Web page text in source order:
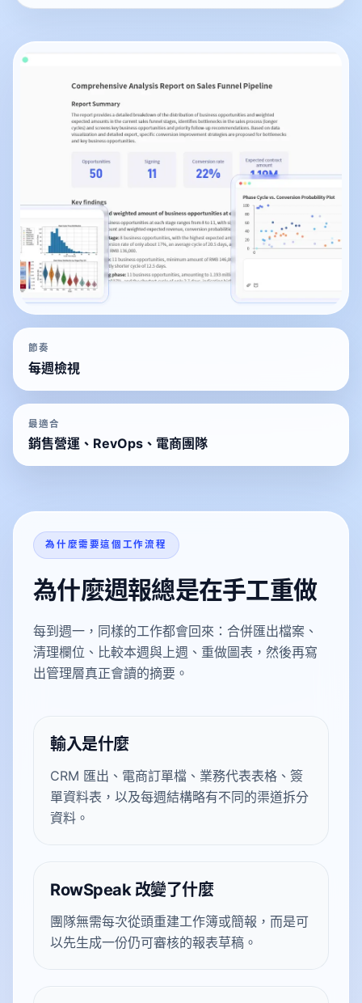
節奏
每週檢視
最適合
銷售營運、RevOps、電商團隊
為什麼需要這個工作流程
為什麼週報總是在手工重做
每到週一，同樣的工作都會回來：合併匯出檔案、
清理欄位、比較本週與上週、重做圖表，然後再寫
出管理層真正會讀的摘要。
輸入是什麼
CRM 匯出、電商訂單檔、業務代表表格、簽
單資料表，以及每週結構略有不同的渠道拆分
資料。
RowSpeak 改變了什麼
團隊無需每次從頭重建工作簿或簡報，而是可
以先生成一份仍可審核的報表草稿。